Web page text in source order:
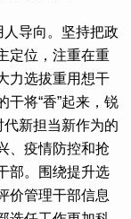
导向。坚持把政
定位，注重在重
力选拔重用想干
干将“香”起来，锐
代新担当新作为的
、疫情防控和抢
部。围绕提升选
价管理干部信息